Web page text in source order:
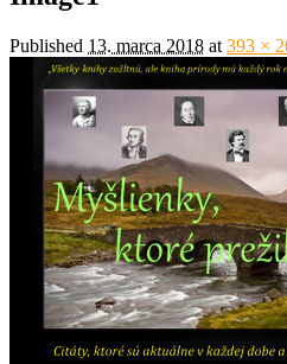
Published 13. marca 2018 at 393 ×